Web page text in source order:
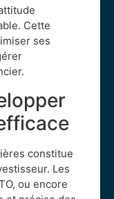
Cette
ses
constitue
Les
ou encore